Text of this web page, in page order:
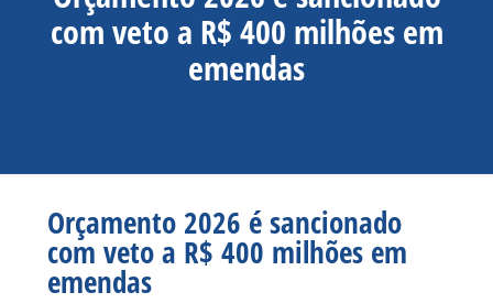
com veto a R$ 400 milhões em
emendas
Orçamento 2026 é sancionado
com veto a R$ 400 milhões em
emendas